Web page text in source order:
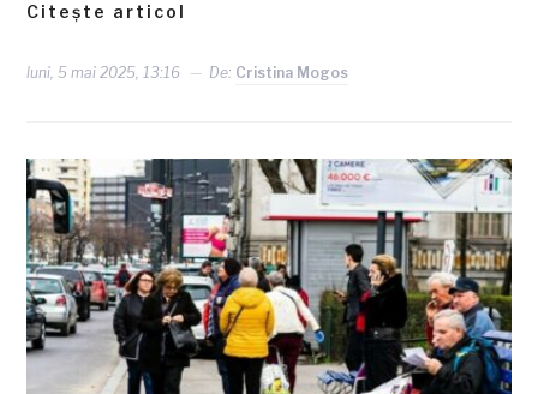
Citește articol
luni, 5 mai 2025, 13:16 De: Cristina Mogos